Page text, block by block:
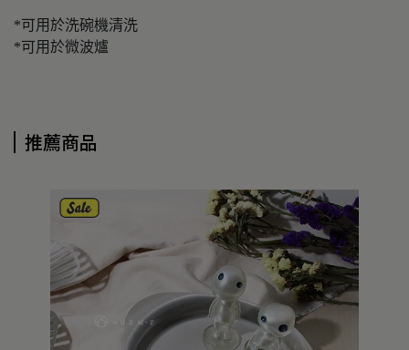
*可用於洗碗機清洗
*可用於微波爐
推薦商品